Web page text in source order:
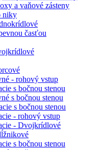
a vaňové zásteny
niky
časťou
- rohový vstup
s bočnou stenou
s bočnou stenou
s bočnou stenou
- rohový vstup
- Dvojkrídlové
s bočnou stenou